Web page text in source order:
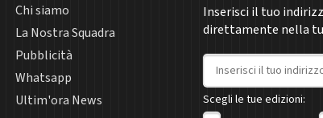
Chi siamo
La Nostra Squadra
Pubblicità
Whatsapp
Ultim'ora News
Inserisci il tuo
direttamente nella
Indirizzo email
Scegli le tue edizioni: